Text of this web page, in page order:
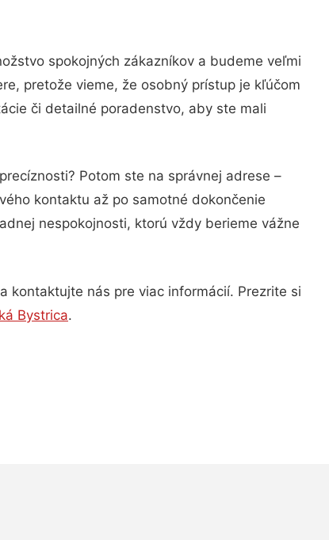
spokojných zákazníkov a budeme veľmi
pretože vieme, že osobný prístup je kľúčom
či detailné poradenstvo, aby ste mali
Potom ste na správnej adrese –
kontaktu až po samotné dokončenie
nespokojnosti, ktorú vždy berieme vážne
kontaktujte nás pre viac informácií. Prezrite si
Bystrica.